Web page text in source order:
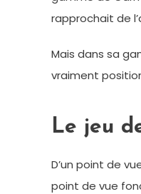
rapprochait de
Mais dans sa
vraiment
Le jeu
D’un point de
point de vue